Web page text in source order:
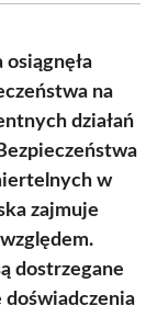
na
działań
w
zajmuje
dostrzegane
doświadczenia